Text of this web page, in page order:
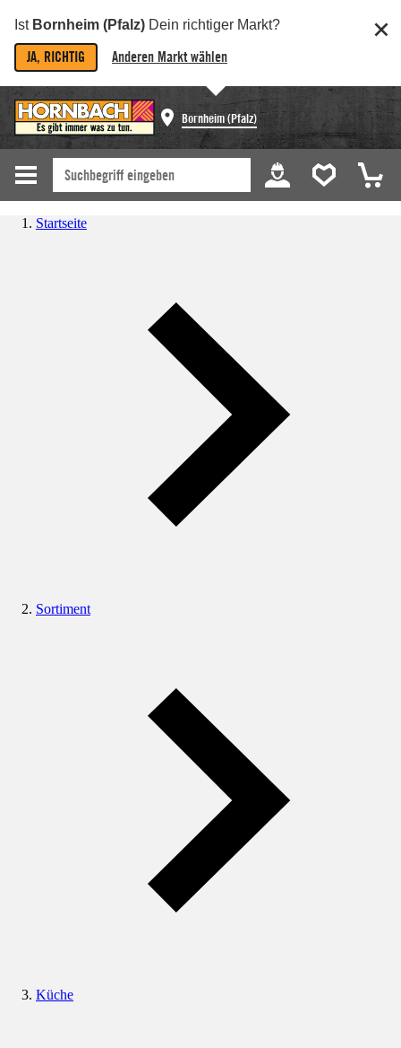
Ist Bornheim (Pfalz) Dein richtiger Markt?
JA, RICHTIG Anderen Markt wählen
Bornheim (Pfalz)
Startseite
Sortiment
Küche